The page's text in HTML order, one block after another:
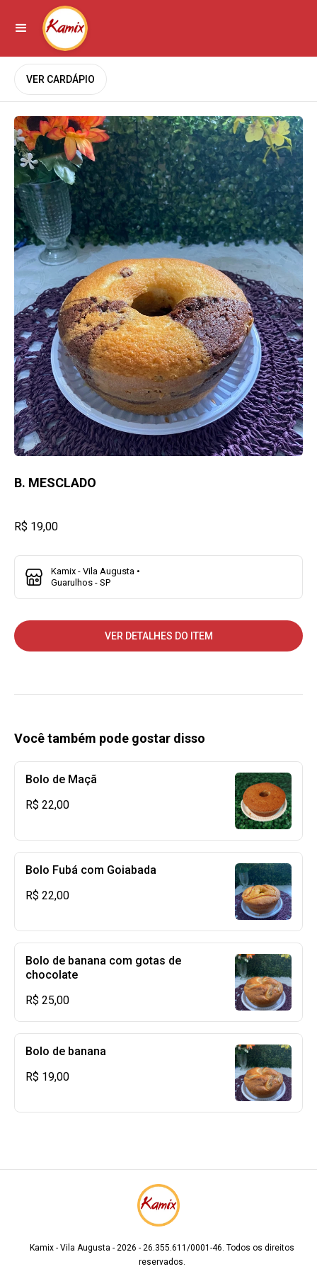
VER CARDÁPIO
B. MESCLADO
R$ 19,00
Kamix - Vila Augusta •
Guarulhos - SP
VER DETALHES DO ITEM
Você também pode gostar disso
Bolo de Maçã
R$ 22,00
Bolo Fubá com Goiabada
R$ 22,00
Bolo de banana com gotas de
chocolate
R$ 25,00
Bolo de banana
R$ 19,00
Kamix - Vila Augusta - 2026 - 26.355.611/0001-46. Todos os direitos
reservados.